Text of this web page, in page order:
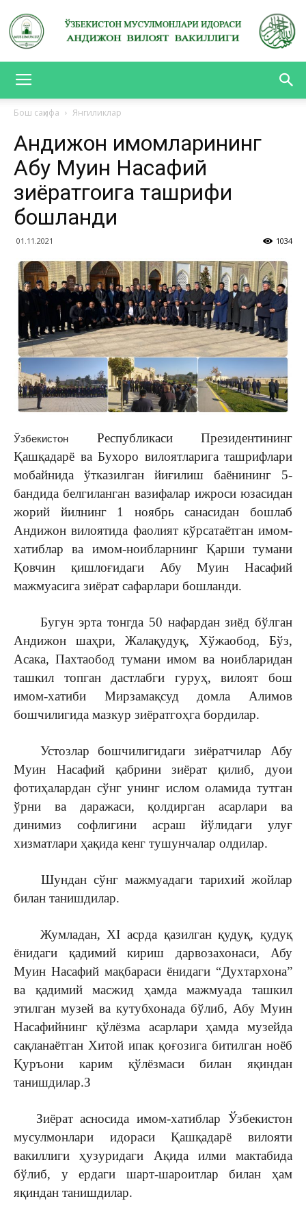
ВИЛОЯТ
ВАКИЛЛИГИ
Бош саҳифа Янгиликлар
Андижон имомларининг
Абу Муин Насафий
зиёратгоҳига ташрифи
бошланди
01.11.2021 1034
Ўзбекистон
Республикаси Президентининг
Қашқадарё ва Бухоро вилоятларига ташрифлари
мобайнида ўтказилган йиғилиш баёнининг 5-
бандида белгиланган вазифалар ижроси юзасидан
жорий йилнинг 1 ноябрь санасидан бошлаб
Андижон вилоятида фаолият кўрсатаётган имом-
хатиблар ва имом-ноибларнинг Қарши тумани
Қовчин қишлоғидаги Абу Муин Насафий
мажмуасига зиёрат сафарлари бошланди.
Бугун эрта тонгда 50 нафардан зиёд бўлган
Андижон шаҳри, Жалақудуқ, Хўжаобод, Бўз,
Асака, Пахтаобод тумани имом ва ноибларидан
ташкил топган дастлабги гуруҳ, вилоят бош
имом-хатиби Мирзамақсуд домла Алимов
бошчилигида мазкур зиёратгоҳга бордилар.
Устозлар бошчилигидаги зиёратчилар Абу
Муин Насафий қабрини зиёрат қилиб, дуои
фотиҳалардан сўнг унинг ислом оламида тутган
ўрни ва даражаси, қолдирган асарлари ва
динимиз софлигини асраш йўлидаги улуғ
хизматлари ҳақида кенг тушунчалар олдилар.
Шундан сўнг мажмуадаги тарихий жойлар
билан танишдилар.
Жумладан, XI асрда қазилган қудуқ, қудуқ
ёнидаги қадимий кириш дарвозахонаси, Абу
Муин Насафий мақбараси ёнидаги “Духтархона”
ва қадимий масжид ҳамда мажмуада ташкил
этилган музей ва кутубхонада бўлиб, Абу Муин
Насафийнинг қўлёзма асарлари ҳамда музейда
сақланаётган Хитой ипак қоғозига битилган ноёб
Қуръони карим қўлёзмаси билан яқиндан
танишдилар.З
Зиёрат асносида имом-хатиблар Ўзбекистон
мусулмонлари идораси Қашқадарё вилояти
вакиллиги ҳузуридаги Ақида илми мактабида
бўлиб, у ердаги шарт-шароитлар билан ҳам
яқиндан танишдилар.